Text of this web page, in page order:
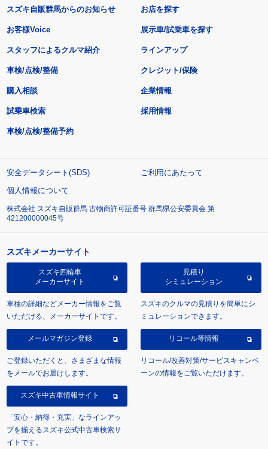
スズキ自販群馬からのお知らせ
お客様Voice
スタッフによるクルマ紹介
お店を探す
展示車/試乗車を探す
ラインアップ
車検/点検/整備 クレジット/保険
購入相談
試乗車検索
車検/点検/整備予約
企業情報
採用情報
安全データシート(SDS)
ご利用にあたって
個人情報について
株式会社 スズキ自販群馬 古物商許可証番号 群馬県公安委員会 第
421200000045号
スズキメーカーサイト
スズキ四輪車
メーカーサイト
車種の詳細などメーカー情報をご覧
いただける、メーカーサイトです。
見積り
シミュレーション
スズキのクルマの見積りを簡単にシ
ミュレーションできます。
メールマガジン登録
ご登録いただくと、さまざまな情報
をメールでお届けします。
リコール等情報
リコール/改善対策/サービスキャンペ
ーンの情報をご覧いただけます。
スズキ中古車情報サイト
「安心・納得・充実」なラインアッ
プを揃えるスズキ公式中古車検索サ
イトです。